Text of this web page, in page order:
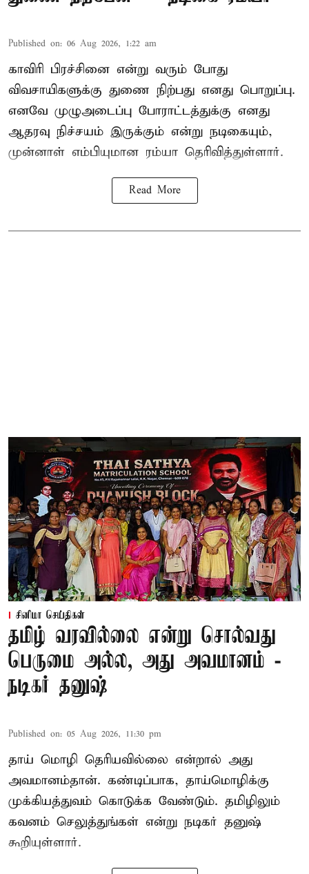
Published on: 06 Aug 2026, 1:22 am
காவிரி பிரச்சினை என்று வரும் போது
விவசாயிகளுக்கு துணை நிற்பது எனது பொறுப்பு.
எனவே முழுஅடைப்பு போராட்டத்துக்கு எனது
ஆதரவு நிச்சயம் இருக்கும் என்று நடிகையும்,
முன்னாள் எம்பியுமான ரம்யா தெரிவித்துள்ளார்.
Read More
சினிமா செய்திகள்
தமிழ் வரவில்லை என்று சொல்வது
பெருமை அல்ல, அது அவமானம் -
நடிகர் தனுஷ்
Published on: 05 Aug 2026, 11:30 pm
தாய் மொழி தெரியவில்லை என்றால் அது
அவமானம்தான். கண்டிப்பாக, தாய்மொழிக்கு
முக்கியத்துவம் கொடுக்க வேண்டும். தமிழிலும்
கவனம் செலுத்துங்கள் என்று நடிகர் தனுஷ்
கூறியுள்ளார்.